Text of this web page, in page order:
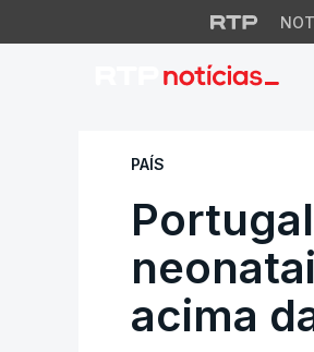
Portugal
PAÍS
acima